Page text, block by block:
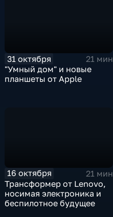
31 октября
21 мин
"Умный дом" и новые
планшеты от Apple
16 октября
21 мин
Трансформер от Lenovo,
носимая электроника и
беспилотное будущее